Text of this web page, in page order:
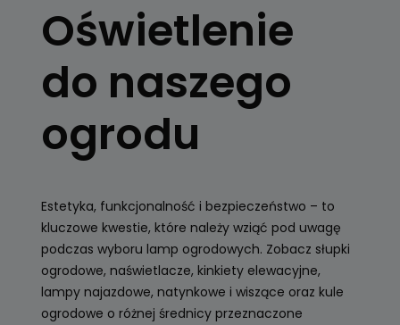
Kule, latarnie
ogrodowe, girlandy
Oświetlenie
do naszego
ogrodu
Estetyka, funkcjonalność i bezpieczeństwo – to
kluczowe kwestie, które należy wziąć pod uwagę
podczas wyboru lamp ogrodowych. Zobacz słupki
ogrodowe, naświetlacze, kinkiety elewacyjne,
lampy najazdowe, natynkowe i wiszące oraz kule
ogrodowe o różnej średnicy przeznaczone